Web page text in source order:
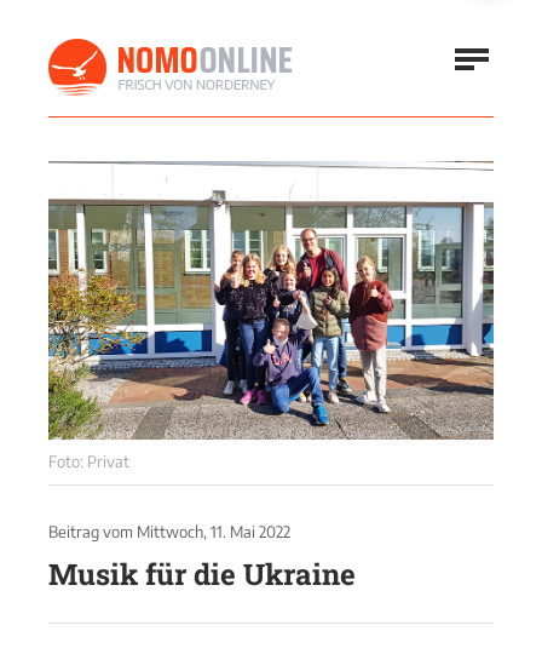
Foto: Privat
Beitrag vom Mittwoch, 11. Mai 2022
Musik für die Ukraine